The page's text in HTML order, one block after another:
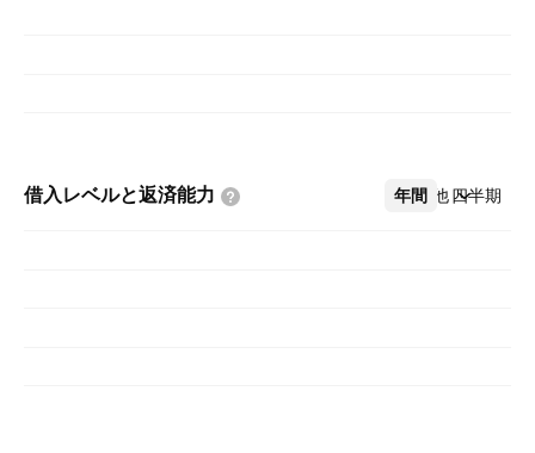
借入レベルと返済能力 年間 四半期
その他